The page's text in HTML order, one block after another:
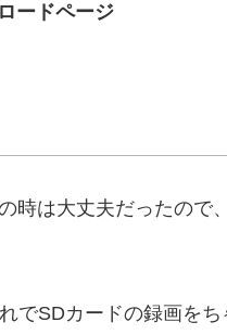
ードページ
時は大丈夫だったので
でSDカードの録画を